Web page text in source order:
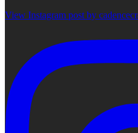
View Instagram post by